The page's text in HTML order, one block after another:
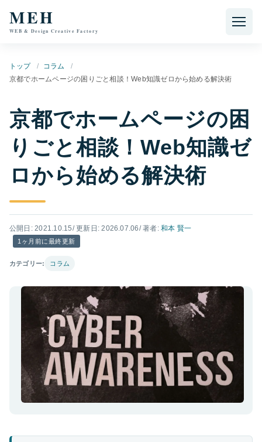
MEH
WEB & Design Creative Factory
トップ
コラム
京都でホームページの困りごと相談！Web知識ゼロから始める解決術
京都でホームページの困
りごと相談！Web知識ゼ
ロから始める解決術
公開日: 2021.10.15/ 更新日: 2026.07.06/ 著者:和本 賢一
1ヶ月前に最終更新
カテゴリー: コラム